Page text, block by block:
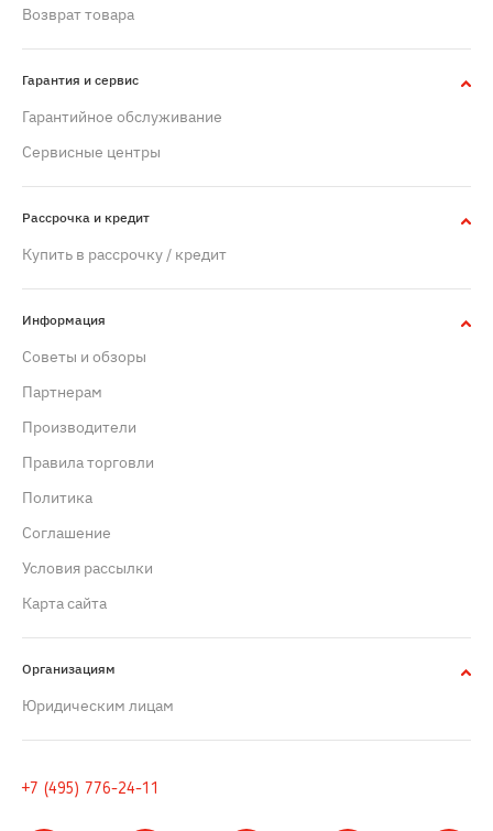
Возврат товара
Гарантия и сервис
Гарантийное обслуживание
Сервисные центры
Рассрочка и кредит
Купить в рассрочку / кредит
Информация
Советы и обзоры
Партнерам
Производители
Правила торговли
Политика
Cоглашение
Условия рассылки
Карта сайта
Организациям
Юридическим лицам
+7 (495) 776-24-11